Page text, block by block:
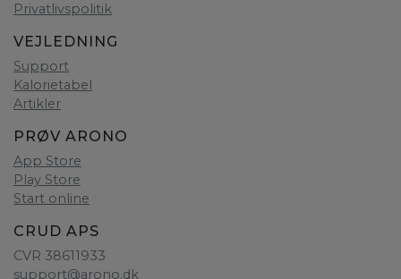
Privatlivspolitik
VEJLEDNING
Support
Kalorietabel
Artikler
PRØV ARONO
App Store
Play Store
Start online
CRUD APS
CVR 38611933
support@arono.dk